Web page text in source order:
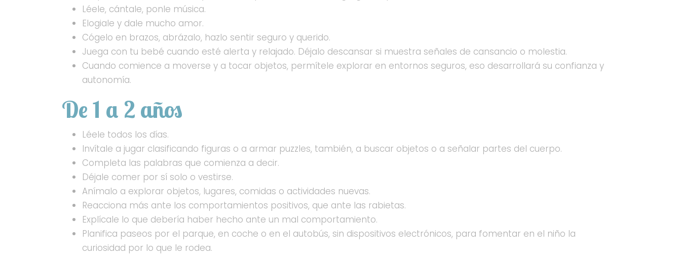
Léele, cántale, ponle música.
Elogiale y dale mucho amor.
Cógelo en brazos, abrázalo, hazlo sentir seguro y querido.
Juega con tu bebé cuando esté alerta y relajado. Déjalo descansar si muestra señales de cansancio o molestia.
Cuando comience a moverse y a tocar objetos, permítele explorar en entornos seguros, eso desarrollará su confianza y
autonomía.
De 1 a 2 años
Léele todos los días.
Invítale a jugar clasificando figuras o a armar puzzles, también, a buscar objetos o a señalar partes del cuerpo.
Completa las palabras que comienza a decir.
Déjale comer por sí solo o vestirse.
Anímalo a explorar objetos, lugares, comidas o actividades nuevas.
Reacciona más ante los comportamientos positivos, que ante las rabietas.
Explícale lo que debería haber hecho ante un mal comportamiento.
Planifica paseos por el parque, en coche o en el autobús, sin dispositivos electrónicos, para fomentar en el niño la
curiosidad por lo que le rodea.